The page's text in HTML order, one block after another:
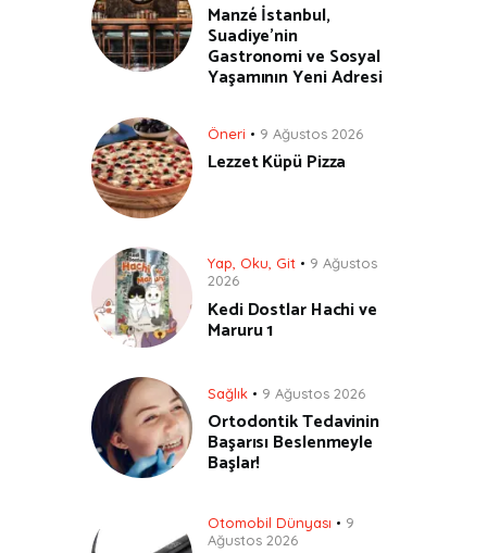
Manzé İstanbul,
Suadiye’nin
Gastronomi ve Sosyal
Yaşamının Yeni Adresi
Öneri 9 Ağustos 2026
Lezzet Küpü Pizza
Yap, Oku, Git
9 Ağustos
2026
Kedi Dostlar Hachi ve
Maruru 1
Sağlık 9 Ağustos 2026
Ortodontik Tedavinin
Başarısı Beslenmeyle
Başlar!
Otomobil Dünyası
9
Ağustos 2026